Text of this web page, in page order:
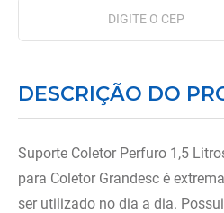
DESCRIÇÃO DO
Suporte Coletor Perfuro 1,5
para Coletor Grandesc é
ser utilizado no dia a dia.